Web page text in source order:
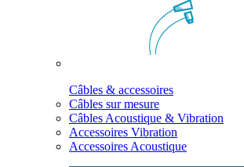
Câbles & accessoires
Câbles sur mesure
Câbles Acoustique & Vibration
Accessoires Vibration
Accessoires Acoustique